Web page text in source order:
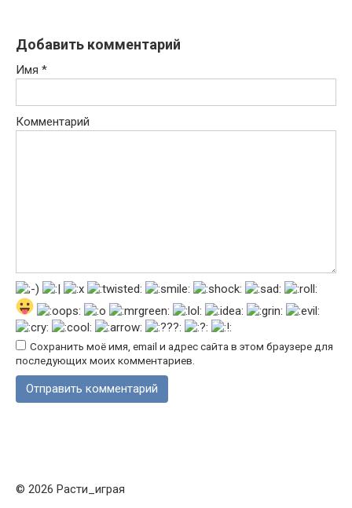
Добавить комментарий
Имя *
Комментарий
Сохранить моё имя, email и адрес сайта в этом браузере для
последующих моих комментариев.
© 2026 Расти_играя